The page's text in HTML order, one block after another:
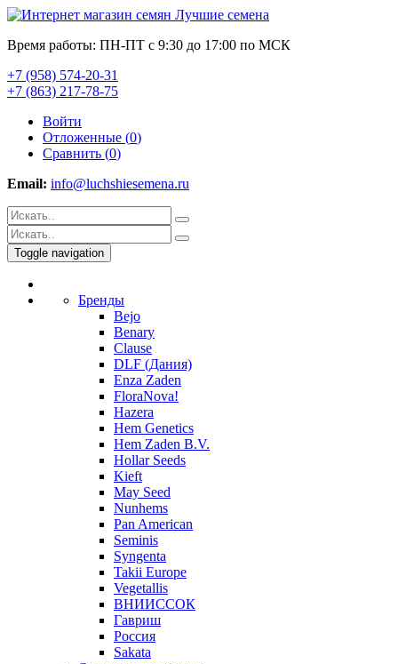
Время работы: ПН-ПТ с 9:30 до 17:00 по МСК
+7 (958) 574-20-31
+7 (863) 217-78-75
Войти
Отложенные (0)
Сравнить (0)
Email: info@luchshiesemena.ru
Toggle navigation
Бренды
Bejo
Benary
Clause
DLF (Дания)
Enza Zaden
FloraNova!
Hazera
Hem Genetics
Hem Zaden B.V.
Hollar Seeds
Kieft
May Seed
Nunhems
Pan American
Seminis
Syngenta
Takii Europe
Vegetallis
ВНИИССОК
Гавриш
Россия
Sakata